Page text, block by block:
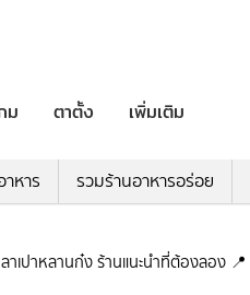
ม ตาตั้ง เพิ่มเติม
หาร รวมร้านอาหารอร่อย
าเปาหลานก๋ง ร้านแนะนำที่ต้องลอง 📍